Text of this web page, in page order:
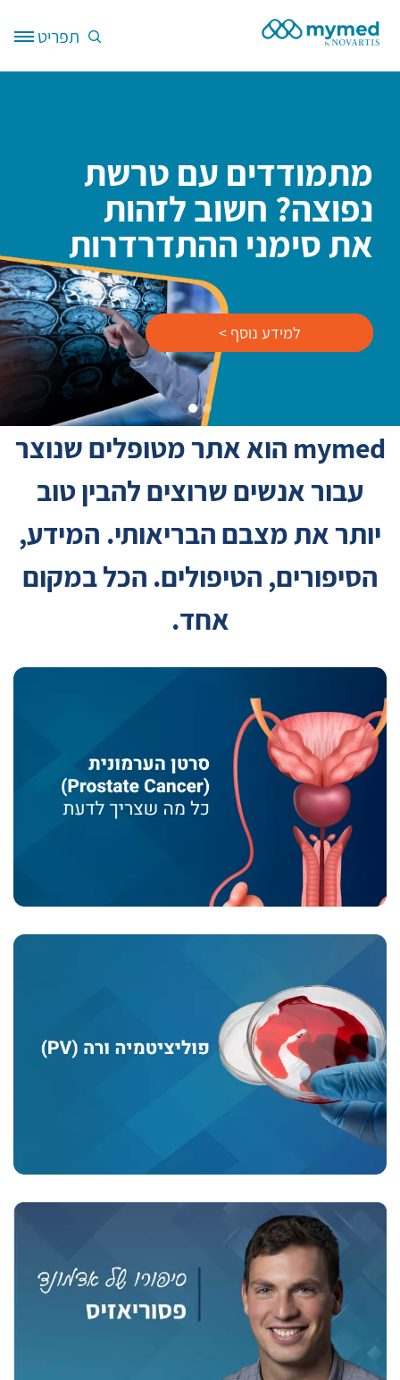
Site Logo תפריט
מתמודדים עם טרשת
נפוצה? חשוב לזהות
את סימני ההתדרדרות
למידע נוסף >
mymed הוא אתר מטופלים שנוצר
עבור אנשים שרוצים להבין טוב
יותר את מצבם הבריאותי. המידע,
הסיפורים, הטיפולים. הכל במקום
אחד.